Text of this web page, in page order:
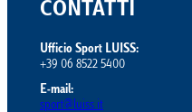
CONTATTI
Ufficio Sport LUISS:
+39 06 8522 5400
E-mail:
sport@luiss.it